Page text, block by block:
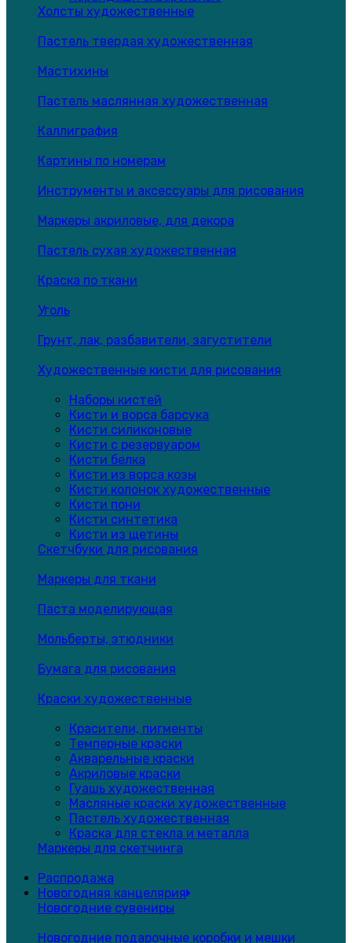
Холсты художественные
Пастель твердая художественная
Мастихины
Пастель маслянная художественная
Каллиграфия
Картины по номерам
Инструменты и аксессуары для рисования
Маркеры акриловые, для декора
Пастель сухая художественная
Краска по ткани
Уголь
Грунт, лак, разбавители, загустители
Художественные кисти для рисования
Наборы кистей
Кисти и ворса барсука
Кисти силиконовые
Кисти с резервуаром
Кисти белка
Кисти из ворса козы
Кисти колонок художественные
Кисти пони
Кисти синтетика
Кисти из щетины
Скетчбуки для рисования
Маркеры для ткани
Паста моделирующая
Мольберты, этюдники
Бумага для рисования
Краски художественные
Красители, пигменты
Темперные краски
Акварельные краски
Акриловые краски
Гуашь художественная
Масляные краски художественные
Пастель художественная
Краска для стекла и металла
Маркеры для скетчинга
Распродажа
Новогодняя канцелярия
Новогодние сувениры
Новогодние подарочные коробки и мешки